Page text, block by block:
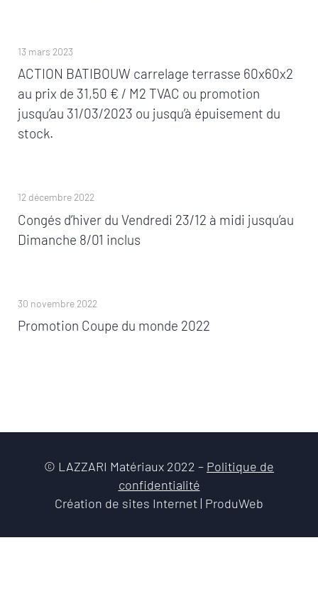
13 mars 2023
ACTION BATIBOUW carrelage terrasse 60x60x2
au prix de 31,50 € / M2 TVAC ou promotion
jusqu’au 31/03/2023 ou jusqu’à épuisement du
stock.
12 décembre 2022
Congés d’hiver du Vendredi 23/12 à midi jusqu’au
Dimanche 8/01 inclus
30 novembre 2022
Promotion Coupe du monde 2022
© LAZZARI Matériaux 2022 – Politique de
confidentialité
Création de sites Internet | ProduWeb